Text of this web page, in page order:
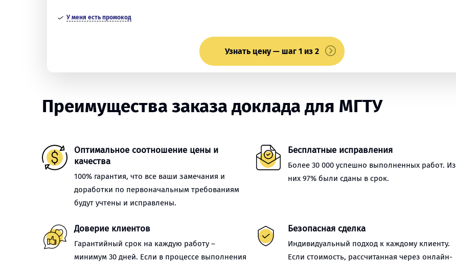
У меня есть промокод
Узнать цену — шаг 1 из 2
Преимущества заказа доклада для МГТУ
Оптимальное соотношение цены и
качества
100% гарантия, что все ваши замечания и
доработки по первоначальным требованиям
будут учтены и исправлены.
Бесплатные исправления
Более 30 000 успешно выполненных работ. Из
них 97% были сданы в срок.
Доверие клиентов
Гарантийный срок на каждую работу –
минимум 30 дней. Если в процессе выполнения
Безопасная сделка
Индивидуальный подход к каждому клиенту.
Если стоимость, рассчитанная через онлайн-